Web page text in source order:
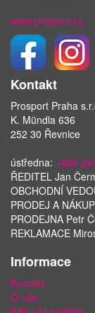
www.prosport.cz
Kontakt
Prosport Praha
K. Mündla 636
252 30 Řevnice
ústředna: +420
ŘEDITEL Jan
OBCHODNÍ
PRODEJ A
PRODEJNA Petr
REKLAMACE
Informace
Kontakt
O nás